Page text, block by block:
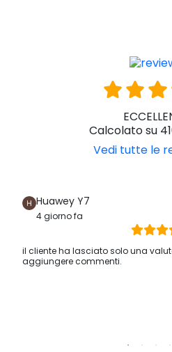
Calcolato su
Vedi tutte le
Huawey Y7
4 giorno fa
il cliente ha lasciato solo una
aggiungere commenti.